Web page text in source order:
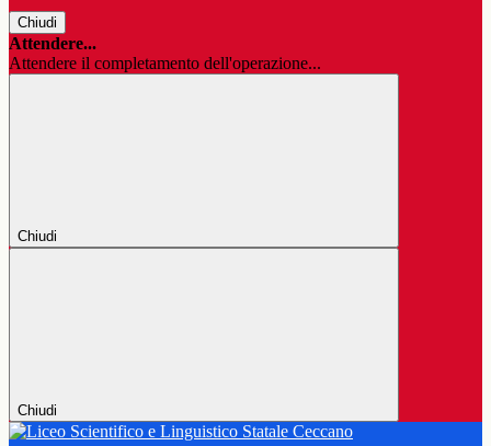
Chiudi
Attendere...
Attendere il completamento dell'operazione...
Chiudi
Chiudi